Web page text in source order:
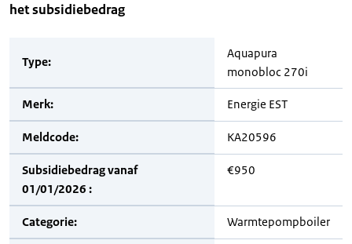
het subsidiebedrag
Type:
Aquapura
monobloc 270i
Merk: Energie EST
Meldcode: KA20596
Subsidiebedrag vanaf
01/01/2026 :
€950
Categorie: Warmtepompboiler